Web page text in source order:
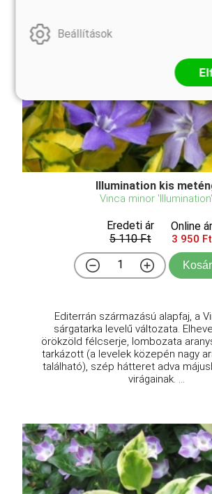
Illumination kis
Vinca minor 'Illumination'
Eredeti ár
5 110 Ft
Online ár
3 950 Ft
Editerrán származású alapfaj, a
sárgatarka levelű változata.
örökzöld félcserje, lombozata
tarkázott (a levelek közepén nagy
található), szép hátteret adva
virágainak. ...
Beállítások